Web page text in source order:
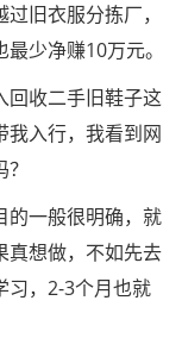
旧衣服分拣厂，
少净赚10万元。
收二手旧鞋子这
我入行，我看到网
一般很明确，就
真想做，不如先去
习，2-3个月也就